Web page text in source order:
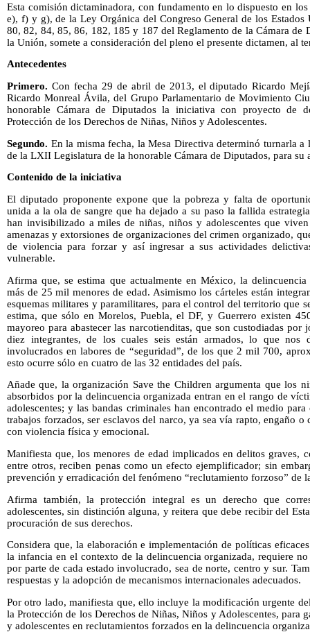
Esta comisión dictaminadora, con fundamento en lo dispuesto en
e), f) y g), de la Ley Orgánica del Congreso General de los
80, 82, 84, 85, 86, 182, 185 y 187 del Reglamento de la Cámara de
la Unión, somete a consideración del pleno el presente dictamen, al
Antecedentes
Primero. Con fecha 29 de abril de 2013, el diputado Ricardo
Ricardo Monreal Ávila, del Grupo Parlamentario de Movimiento
honorable Cámara de Diputados la iniciativa con proyecto de
Protección de los Derechos de Niñas, Niños y Adolescentes.
Segundo. En la misma fecha, la Mesa Directiva determinó turnarla
de la LXII Legislatura de la honorable Cámara de Diputados, para su
Contenido de la iniciativa
El diputado proponente expone que la pobreza y falta de
unida a la ola de sangre que ha dejado a su paso la fallida
han invisibilizado a miles de niñas, niños y adolescentes que
amenazas y extorsiones de organizaciones del crimen organizado,
de violencia para forzar y así ingresar a sus actividades
vulnerable.
Afirma que, se estima que actualmente en México, la delincuencia
más de 25 mil menores de edad. Asimismo los cárteles están
esquemas militares y paramilitares, para el control del territorio que
estima, que sólo en Morelos, Puebla, el DF, y Guerrero existen
mayoreo para abastecer las narcotienditas, que son custodiadas por
diez integrantes, de los cuales seis están armados, lo que
involucrados en labores de “seguridad”, de los que 2 mil 700,
esto ocurre sólo en cuatro de las 32 entidades del país.
Añade que, la organización Save the Children argumenta que los
absorbidos por la delincuencia organizada entran en el rango de
adolescentes; y las bandas criminales han encontrado el medio
trabajos forzados, ser esclavos del narco, ya sea vía rapto, engaño o
con violencia física y emocional.
Manifiesta que, los menores de edad implicados en delitos graves,
entre otros, reciben penas como un efecto ejemplificador; sin
prevención y erradicación del fenómeno “reclutamiento forzoso” de
Afirma también, la protección integral es un derecho que
adolescentes, sin distinción alguna, y reitera que debe recibir del
procuración de sus derechos.
Considera que, la elaboración e implementación de políticas
la infancia en el contexto de la delincuencia organizada, requiere
por parte de cada estado involucrado, sea de norte, centro y sur.
respuestas y la adopción de mecanismos internacionales adecuados.
Por otro lado, manifiesta que, ello incluye la modificación urgente
la Protección de los Derechos de Niñas, Niños y Adolescentes, para
y adolescentes en reclutamientos forzados en la delincuencia